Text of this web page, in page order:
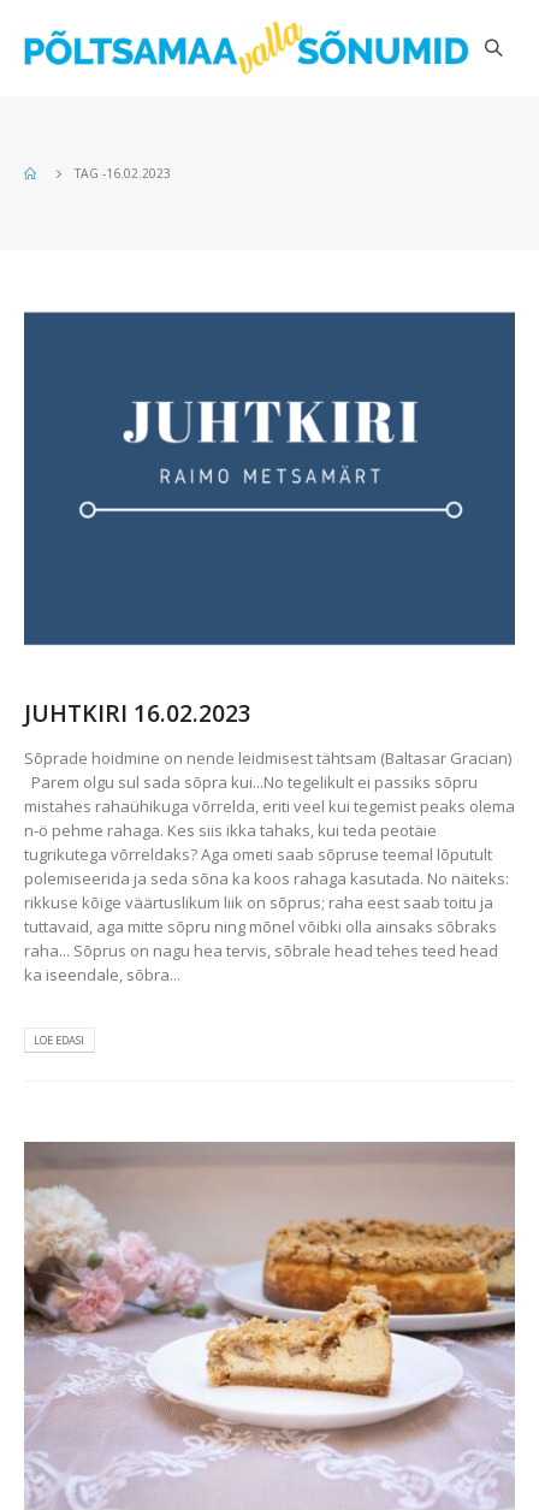
TAG -16.02.2023
JUHTKIRI 16.02.2023
Sõprade hoidmine on nende leidmisest tähtsam (Baltasar Gracian)
Parem olgu sul sada sõpra kui...No tegelikult ei passiks sõpru
mistahes rahaühikuga võrrelda, eriti veel kui tegemist peaks olema
n-ö pehme rahaga. Kes siis ikka tahaks, kui teda peotäie
tugrikutega võrreldaks? Aga ometi saab sõpruse teemal lõputult
polemiseerida ja seda sõna ka koos rahaga kasutada. No näiteks:
rikkuse kõige väärtuslikum liik on sõprus; raha eest saab toitu ja
tuttavaid, aga mitte sõpru ning mõnel võibki olla ainsaks sõbraks
raha... Sõprus on nagu hea tervis, sõbrale head tehes teed head
ka iseendale, sõbra...
LOE EDASI